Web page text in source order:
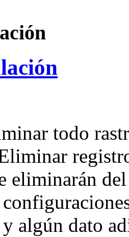
todo
eliminarán
algún dato